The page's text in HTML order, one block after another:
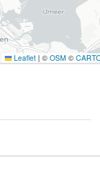
Leaflet | © OSM ©